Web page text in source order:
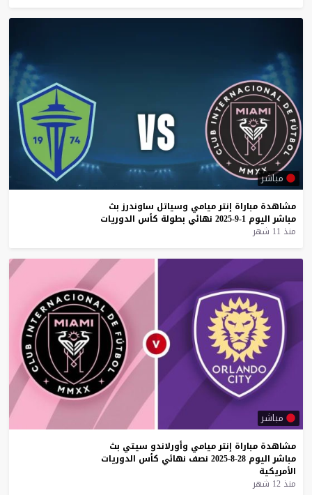
مباشر
مشاهدة مباراة إنترميامي وسياتل ساوندرز بث
مباشر اليوم 1-9-2025 نهائي بطولة كأس الدوريات
منذ 11 شهر
مباشر
مشاهدة مباراة إنترميامي وأورلاندو سيتي بث
مباشر اليوم 28-8-2025 نصف نهائي كأس الدوريات
الأمريكية
منذ 12 شهر